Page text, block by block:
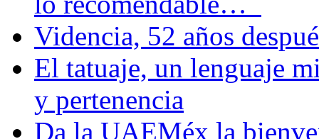
Videncia, 52 años
El tatuaje, un lenguaje
y pertenencia
Da la UAEMéx la